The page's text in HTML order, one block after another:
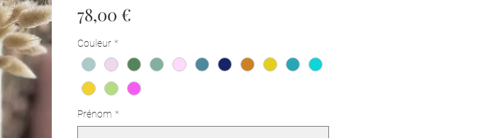
78,00 €
Couleur *
Prénom *